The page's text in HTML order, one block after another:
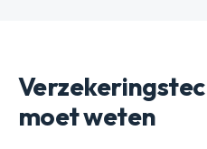
moet weten